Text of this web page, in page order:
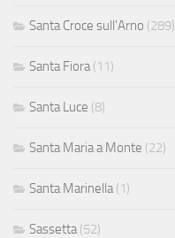
Santa Croce sull'Arno (289)
Santa Fiora (11)
Santa Luce (8)
Santa Maria a Monte (22)
Santa Marinella (1)
Sassetta (52)